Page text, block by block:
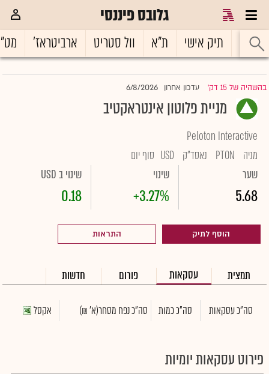
גלובס פיננסי
ראשי תיק אישי ת"א וול סטריט ארביטראז'
בהשהיה של 15 דק' |עדכון אחרון 6/8/2026
מניית פלוטון אינטראקטיב
Peloton Interactive
מניה
PTON נאסד"ק USD סוף יום
שער
5.68
שינוי
+3.27%
שינוי ב USD
0.18
הוסף לתיק התראות
תמצית עסקאות פורום חדשות
סה"כ עסקאות סה"כ כמות סה"כ נפח מסחר(א' ₪) אקסל
פירוט עסקאות יומיות